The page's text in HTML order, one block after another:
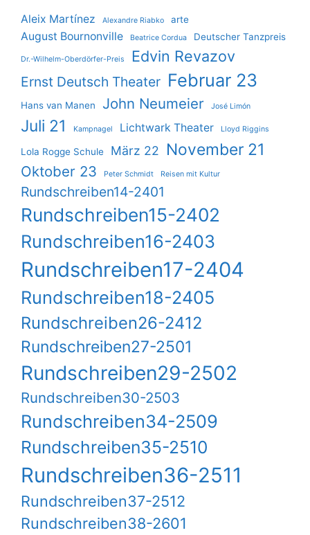
Aleix Martínez Alexandre Riabko arte
August Bournonville Beatrice Cordua Deutscher Tanzpreis
Dr.-Wilhelm-Oberdörfer-Preis Edvin Revazov
Ernst Deutsch Theater Februar 23
Hans van Manen John Neumeier José Limón
Juli 21 Kampnagel Lichtwark Theater Lloyd Riggins
Lola Rogge Schule März 22 November 21
Oktober 23 Peter Schmidt Reisen mit Kultur
Rundschreiben14-2401
Rundschreiben15-2402
Rundschreiben16-2403
Rundschreiben17-2404
Rundschreiben18-2405
Rundschreiben26-2412
Rundschreiben27-2501
Rundschreiben29-2502
Rundschreiben30-2503
Rundschreiben34-2509
Rundschreiben35-2510
Rundschreiben36-2511
Rundschreiben37-2512
Rundschreiben38-2601